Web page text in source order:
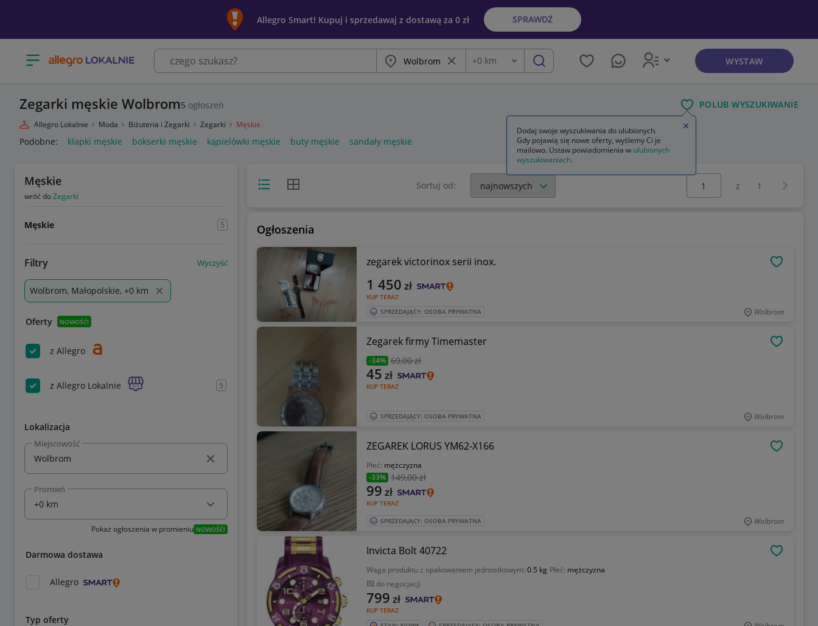
Allegro Smart! Kupuj i sprzedawaj z dostawą za 0 zł SPRAWDŹ
Otwórz menu z kategoriami Miasto Wyczyść frazę
Odległość
+0 km szukaj WYSTAW
Zegarki męskie Wolbrom5 ogłoszeń POLUB WYSZUKIWANIE
Allegro Lokalnie Moda Biżuteria i Zegarki Zegarki Męskie
Podobne: klapki męskie bokserki męskie kąpielówki męskie buty męskie sandały męskie
Męskie
wróć doZegarki
Męskie 5
Filtry Wyczyść
Wolbrom, Małopolskie, +0 km
Oferty NOWOŚĆ!
z Allegro
z Allegro Lokalnie 5
Lokalizacja
Miejscowość
Promień
Pokaż ogłoszenia w promieniu NOWOŚĆ!
Darmowa dostawa
Allegro
Typ oferty
Widok listyWidok siatki Sortuj od:
Wybierz stronę:
z 1
Ogłoszenia
zegarek victorinox serii inox.
KUP TERAZ
1 450 zł
SPRZEDAJĄCY: OSOBA PRYWATNA Wolbrom
Zegarek firmy Timemaster
-34% 69,00 zł
KUP TERAZ
45 zł
SPRZEDAJĄCY: OSOBA PRYWATNA Wolbrom
ZEGAREK LORUS YM62-X166
Płeć: mężczyzna
-33% 149,00 zł
KUP TERAZ
99 zł
SPRZEDAJĄCY: OSOBA PRYWATNA Wolbrom
Invicta Bolt 40722
Waga produktu z opakowaniem jednostkowym: 0.5 kg Płeć: mężczyzna
do negocjacji
KUP TERAZ
799 zł
Dodaj swoje wyszukiwania do ulubionych.
Gdy pojawią się nowe oferty, wyślemy Ci je
mailowo. Ustaw powiadomienia w ulubionych
wyszukiwaniach.
Zamknij wskazówkę